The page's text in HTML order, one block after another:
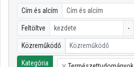
Intézményi felfedezés
Kategóriák
Intézményi listák
Cím és alcím
Feltöltve -
Közreműködő Közreműködő
Kategória